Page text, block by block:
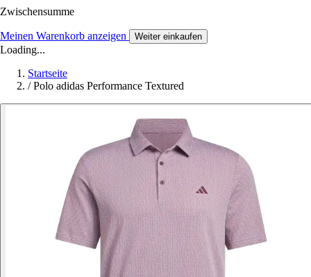
Zwischensumme
Meinen Warenkorb anzeigen Weiter einkaufen
Loading...
Startseite
/ Polo adidas Performance Textured